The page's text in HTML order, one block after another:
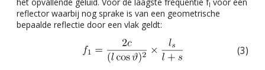
l
reflector waarbij nog sprake is van een geometrische
bepaalde reflectie door een vlak geldt:
(3)